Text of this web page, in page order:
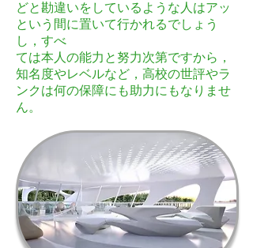
どと勘違いをしているような人はアッ
という間に置いて行かれるでしょう
し，すべ
ては本人の能力と努力次第ですから，
知名度やレベルなど，高校の世評やラ
ンクは何の保障にも助力にもなりませ
ん。